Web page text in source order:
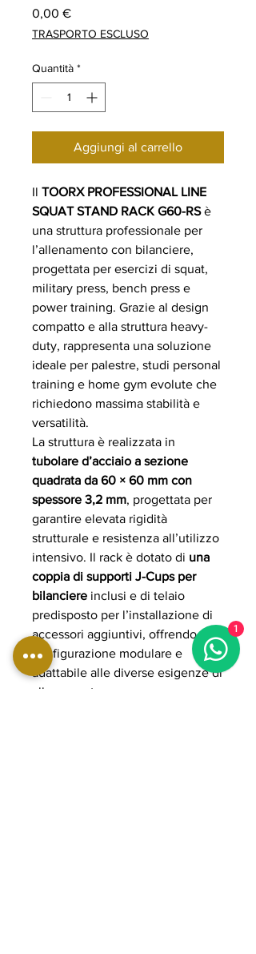
0,00 €Prezzo
TRASPORTO ESCLUSO
Quantità *
Aggiungi al carrello
Il TOORX PROFESSIONAL LINE
SQUAT STAND RACK G60-RSè
una struttura professionale per
l’allenamento con bilanciere,
progettata per esercizi di squat,
military press, bench press e
power training. Grazie al design
compatto e alla struttura heavy-
duty, rappresenta una soluzione
ideale per palestre, studi personal
training e home gym evolute che
richiedono massima stabilità e
versatilità.
La struttura è realizzata in
tubolare d’acciaio a sezione
quadrata da 60 × 60 mm con
spessore 3,2 mm, progettata per
garantire elevata rigidità
strutturale e resistenza all’utilizzo
intensivo. Il rack è dotato di una
coppia di supporti J-Cups per
bilanciere inclusi e di telaio
predisposto per l’installazione di
accessori aggiuntivi, offrendo una
configurazione modulare e
adattabile alle diverse esigenze di
allenamento.
1